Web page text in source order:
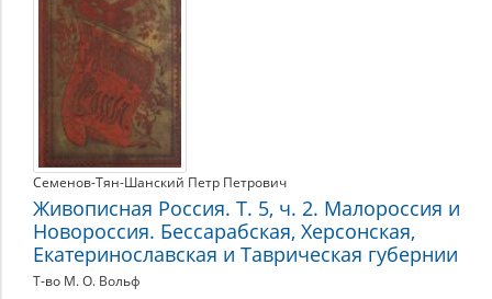
Семенов-Тян-Шанский Петр Петрович
Живописная Россия. Т. 5, ч. 2. Малороссия и
Новороссия. Бессарабская, Херсонская,
Екатеринославская и Таврическая губернии
Т-во М. О. Вольф